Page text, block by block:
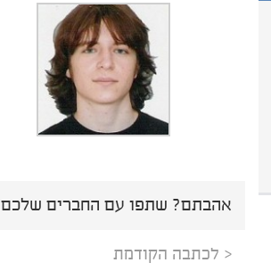
אהבתם? שתפו עם החברים שלכם
< לכתבה הקודמת